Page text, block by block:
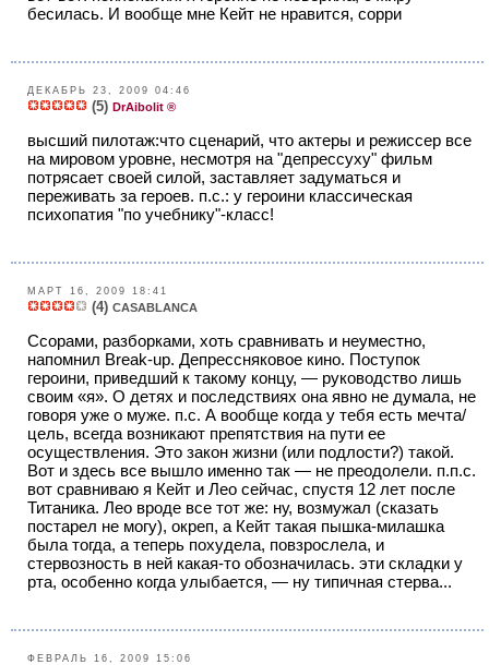
бесилась. И вообще мне Кейт не нравится, сорри
ДЕКАБРЬ 23, 2009 04:46
(5) DrAibolit ®
высший пилотаж:что сценарий, что актеры и режиссер все
на мировом уровне, несмотря на "депрессуху" фильм
потрясает своей силой, заставляет задуматься и
переживать за героев. п.с.: у героини классическая
психопатия "по учебнику"-класс!
МАРТ 16, 2009 18:41
(4) CASABLANCA
Ссорами, разборками, хоть сравнивать и неуместно,
напомнил Break-up. Депрессняковое кино. Поступок
героини, приведший к такому концу, — руководство лишь
своим «я». О детях и последствиях она явно не думала, не
говоря уже о муже. п.с. А вообще когда у тебя есть мечта/
цель, всегда возникают препятствия на пути ее
осуществления. Это закон жизни (или подлости?) такой.
Вот и здесь все вышло именно так — не преодолели. п.п.с.
вот сравниваю я Кейт и Лео сейчас, спустя 12 лет после
Титаника. Лео вроде все тот же: ну, возмужал (сказать
постарел не могу), окреп, а Кейт такая пышка-милашка
была тогда, а теперь похудела, повзрослела, и
стервозность в ней какая-то обозначилась. эти складки у
рта, особенно когда улыбается, — ну типичная стерва...
ФЕВРАЛЬ 16, 2009 15:06